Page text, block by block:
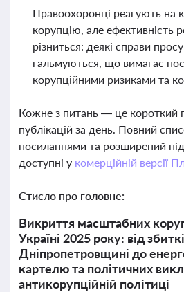
Правоохоронці реагують на
корупцію, але ефективність
різниться: деякі справи
гальмуються, що вимагає
корупційними ризиками та
Кожне з питань — це короткий
публікацій за день. Повний
посиланнями та розширений
доступні у комерційній версії
Стисло про головне:
Викриття масштабних
Україні 2025 року: від
Дніпропетровщині до
картелю та політичних
антикорупційній політиці